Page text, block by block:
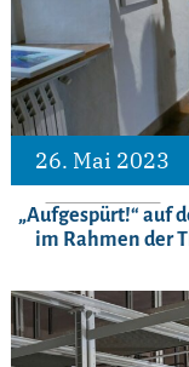
26. Mai 2023
„Aufgespürt!“ auf
im Rahmen der